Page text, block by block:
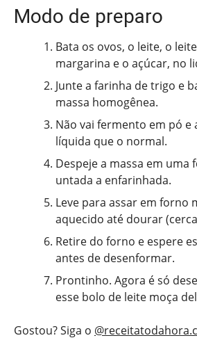
Modo de preparo
Bata os ovos, o leite, o
margarina e o açúcar, no
Junte a farinha de trigo e
massa homogênea.
Não vai fermento em pó e
líquida que o normal.
Despeje a massa em uma
untada a enfarinhada.
Leve para assar em forno
aquecido até dourar
Retire do forno e espere
antes de desenformar.
Prontinho. Agora é só
esse bolo de leite moça
Gostou? Siga o